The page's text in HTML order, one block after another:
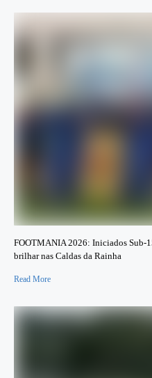
FOOTMANIA 2026: Iniciados
brilhar nas Caldas da Rainha
Read More